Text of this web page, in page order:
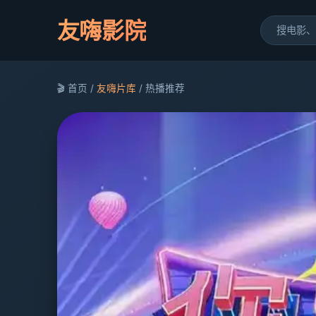
友嗨影院
🎬 首页 / 友嗨片库 / 热播推荐